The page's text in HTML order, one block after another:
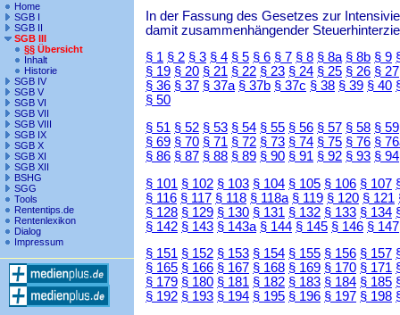
Home
SGB I
SGB II
SGB III
§§ Übersicht
Inhalt
Historie
SGB IV
SGB V
SGB VI
SGB VII
SGB VIII
SGB IX
SGB X
SGB XI
SGB XII
BSHG
SGG
Tools
Rententips.de
Rentenlexikon
Dialog
Impressum
In der Fassung des Gesetzes zur
damit zusammenhängender
§ 1 § 2 § 3 § 4 § 5 § 6 § 7 § 8 § 8a § 8b § 9
§ 19 § 20 § 21 § 22 § 23 § 24 § 25 § 26 § 27
§ 36 § 37 § 37a § 37b § 37c § 38 § 39 § 40
§ 50
§ 51 § 52 § 53 § 54 § 55 § 56 § 57 § 58 § 59
§ 69 § 70 § 71 § 72 § 73 § 74 § 75 § 76 §
§ 86 § 87 § 88 § 89 § 90 § 91 § 92 § 93 § 94
§ 101 § 102 § 103 § 104 § 105 § 106 § 107
§ 116 § 117 § 118 § 118a § 119 § 120 § 121
§ 128 § 129 § 130 § 131 § 132 § 133 § 134
§ 142 § 143 § 143a § 144 § 145 § 146 § 147
§ 151 § 152 § 153 § 154 § 155 § 156 § 157
§ 165 § 166 § 167 § 168 § 169 § 170 § 171
§ 179 § 180 § 181 § 182 § 183 § 184 § 185
§ 192 § 193 § 194 § 195 § 196 § 197 § 198